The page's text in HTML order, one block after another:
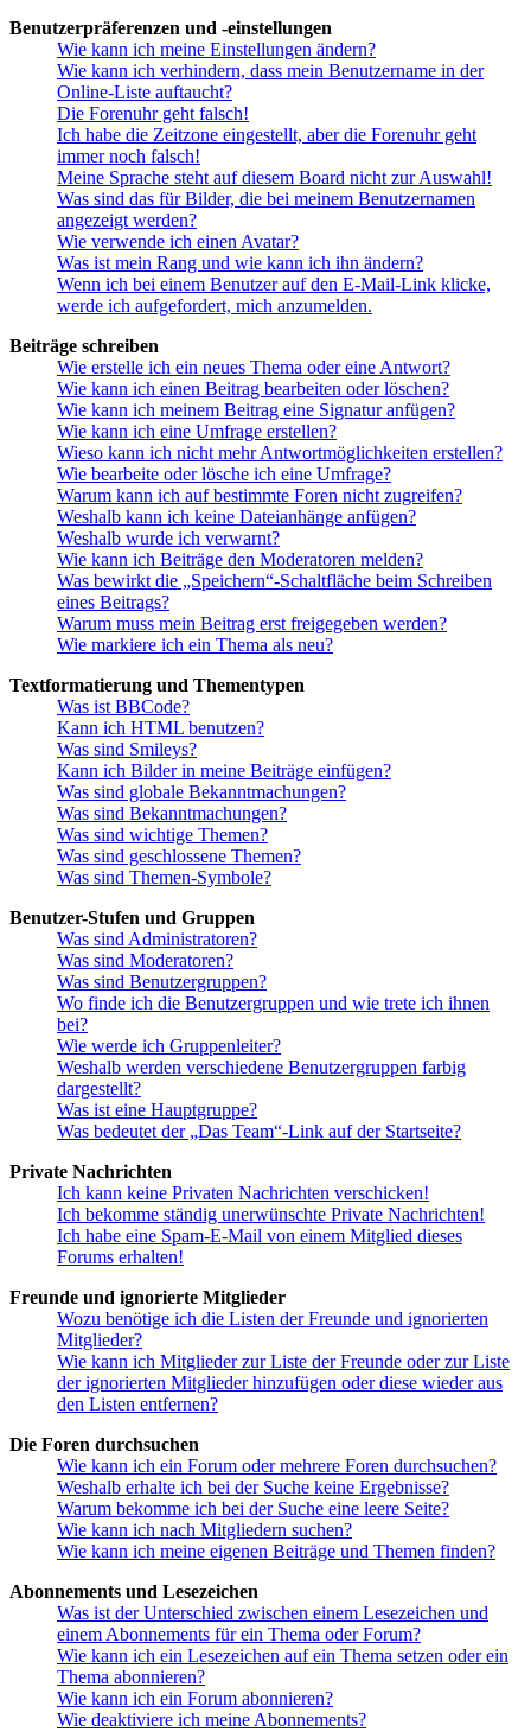
Benutzerpräferenzen und -einstellungen
Wie kann ich meine Einstellungen ändern?
Wie kann ich verhindern, dass mein Benutzername in der
Online-Liste auftaucht?
Die Forenuhr geht falsch!
Ich habe die Zeitzone eingestellt, aber die Forenuhr geht
immer noch falsch!
Meine Sprache steht auf diesem Board nicht zur Auswahl!
Was sind das für Bilder, die bei meinem Benutzernamen
angezeigt werden?
Wie verwende ich einen Avatar?
Was ist mein Rang und wie kann ich ihn ändern?
Wenn ich bei einem Benutzer auf den E-Mail-Link klicke,
werde ich aufgefordert, mich anzumelden.
Beiträge schreiben
Wie erstelle ich ein neues Thema oder eine Antwort?
Wie kann ich einen Beitrag bearbeiten oder löschen?
Wie kann ich meinem Beitrag eine Signatur anfügen?
Wie kann ich eine Umfrage erstellen?
Wieso kann ich nicht mehr Antwortmöglichkeiten erstellen?
Wie bearbeite oder lösche ich eine Umfrage?
Warum kann ich auf bestimmte Foren nicht zugreifen?
Weshalb kann ich keine Dateianhänge anfügen?
Weshalb wurde ich verwarnt?
Wie kann ich Beiträge den Moderatoren melden?
Was bewirkt die „Speichern“-Schaltfläche beim Schreiben
eines Beitrags?
Warum muss mein Beitrag erst freigegeben werden?
Wie markiere ich ein Thema als neu?
Textformatierung und Thementypen
Was ist BBCode?
Kann ich HTML benutzen?
Was sind Smileys?
Kann ich Bilder in meine Beiträge einfügen?
Was sind globale Bekanntmachungen?
Was sind Bekanntmachungen?
Was sind wichtige Themen?
Was sind geschlossene Themen?
Was sind Themen-Symbole?
Benutzer-Stufen und Gruppen
Was sind Administratoren?
Was sind Moderatoren?
Was sind Benutzergruppen?
Wo finde ich die Benutzergruppen und wie trete ich ihnen
bei?
Wie werde ich Gruppenleiter?
Weshalb werden verschiedene Benutzergruppen farbig
dargestellt?
Was ist eine Hauptgruppe?
Was bedeutet der „Das Team“-Link auf der Startseite?
Private Nachrichten
Ich kann keine Privaten Nachrichten verschicken!
Ich bekomme ständig unerwünschte Private Nachrichten!
Ich habe eine Spam-E-Mail von einem Mitglied dieses
Forums erhalten!
Freunde und ignorierte Mitglieder
Wozu benötige ich die Listen der Freunde und ignorierten
Mitglieder?
Wie kann ich Mitglieder zur Liste der Freunde oder zur Liste
der ignorierten Mitglieder hinzufügen oder diese wieder aus
den Listen entfernen?
Die Foren durchsuchen
Wie kann ich ein Forum oder mehrere Foren durchsuchen?
Weshalb erhalte ich bei der Suche keine Ergebnisse?
Warum bekomme ich bei der Suche eine leere Seite?
Wie kann ich nach Mitgliedern suchen?
Wie kann ich meine eigenen Beiträge und Themen finden?
Abonnements und Lesezeichen
Was ist der Unterschied zwischen einem Lesezeichen und
einem Abonnements für ein Thema oder Forum?
Wie kann ich ein Lesezeichen auf ein Thema setzen oder ein
Thema abonnieren?
Wie kann ich ein Forum abonnieren?
Wie deaktiviere ich meine Abonnements?